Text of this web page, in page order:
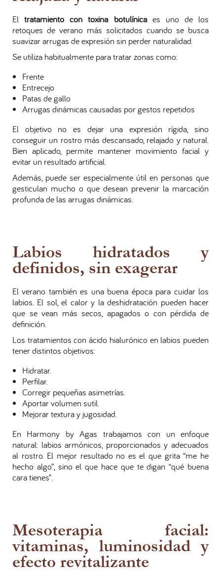
Eltratamiento con toxina botulínicaes uno de los
retoques de verano más solicitados cuando se busca
suavizar arrugas de expresión sin perder naturalidad.
Se utiliza habitualmente para tratar zonas como:
Frente
Entrecejo
Patas de gallo
Arrugas dinámicas causadas por gestos repetidos
El objetivo no es dejar una expresión rígida, sino
conseguir un rostro más descansado, relajado y natural.
Bien aplicado, permite mantener movimiento facial y
evitar un resultado artificial.
Además, puede ser especialmente útil en personas que
gesticulan mucho o que desean prevenir la marcación
profunda de las arrugas dinámicas.
Labios hidratados y
definidos, sin exagerar
El verano también es una buena época para cuidar los
labios. El sol, el calor y la deshidratación pueden hacer
que se vean más secos, apagados o con pérdida de
definición.
Los tratamientos con ácido hialurónico en labios pueden
tener distintos objetivos:
Hidratar.
Perfilar.
Corregir pequeñas asimetrías.
Aportar volumen sutil.
Mejorar textura y jugosidad.
En Harmony by Agas trabajamos con un enfoque
natural: labios armónicos, proporcionados y adecuados
al rostro. El mejor resultado no es el que grita “me he
hecho algo”, sino el que hace que te digan “qué buena
cara tienes”.
Mesoterapia facial:
vitaminas, luminosidad y
efecto revitalizante